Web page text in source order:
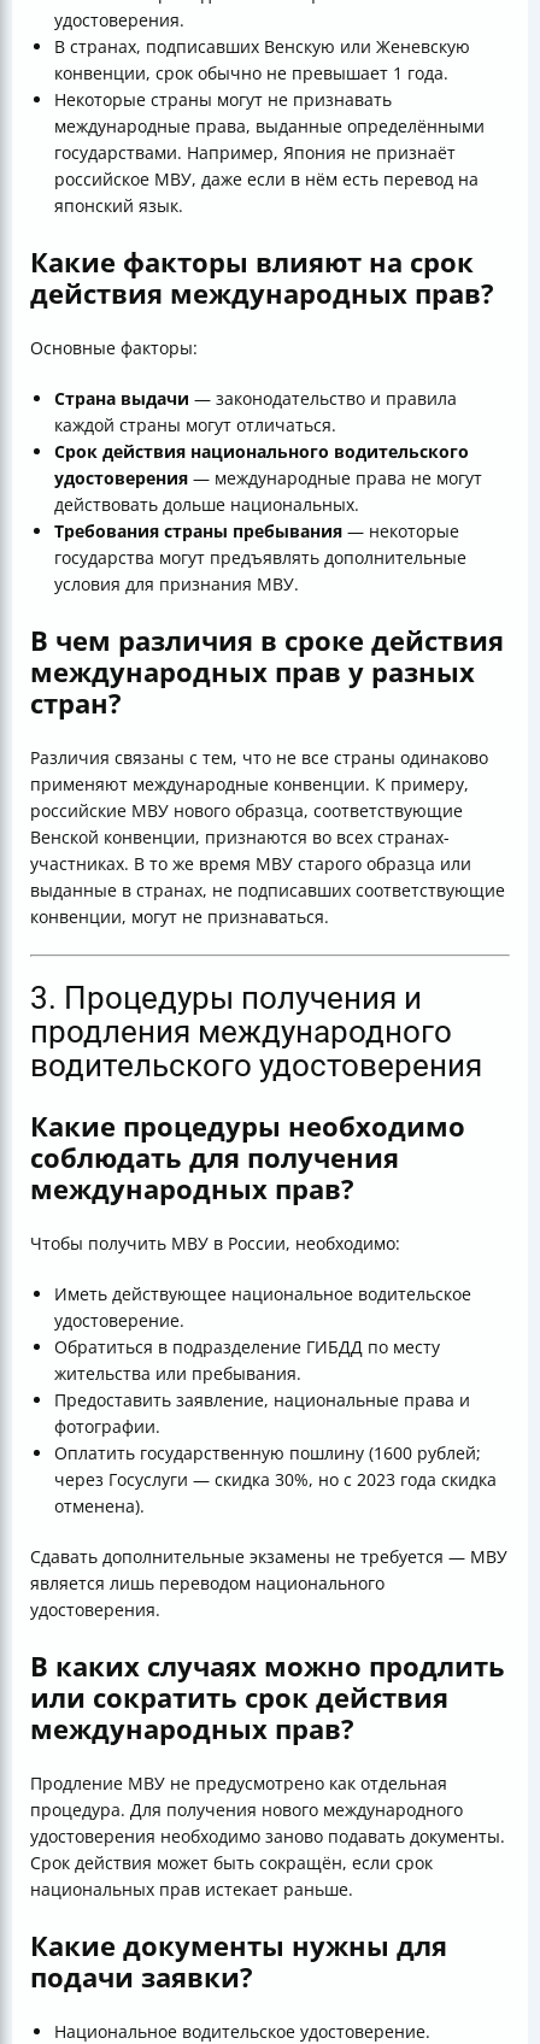
удостоверения.
В странах, подписавших Венскую или Женевскую
конвенции, срок обычно не превышает 1 года.
Некоторые страны могут не признавать
международные права, выданные определёнными
государствами. Например, Япония не признаёт
российское МВУ, даже если в нём есть перевод на
японский язык.
Какие факторы влияют на срок
действия международных прав?
Основные факторы:
Страна выдачи — законодательство и правила
каждой страны могут отличаться.
Срок действия национального водительского
удостоверения — международные права не могут
действовать дольше национальных.
Требования страны пребывания — некоторые
государства могут предъявлять дополнительные
условия для признания МВУ.
В чем различия в сроке действия
международных прав у разных
стран?
Различия связаны с тем, что не все страны одинаково
применяют международные конвенции. К примеру,
российские МВУ нового образца, соответствующие
Венской конвенции, признаются во всех странах-
участниках. В то же время МВУ старого образца или
выданные в странах, не подписавших соответствующие
конвенции, могут не признаваться.
3. Процедуры получения и
продления международного
водительского удостоверения
Какие процедуры необходимо
соблюдать для получения
международных прав?
Чтобы получить МВУ в России, необходимо:
Иметь действующее национальное водительское
удостоверение.
Обратиться в подразделение ГИБДД по месту
жительства или пребывания.
Предоставить заявление, национальные права и
фотографии.
Оплатить государственную пошлину (1600 рублей;
через Госуслуги — скидка 30%, но с 2023 года скидка
отменена).
Сдавать дополнительные экзамены не требуется — МВУ
является лишь переводом национального
удостоверения.
В каких случаях можно продлить
или сократить срок действия
международных прав?
Продление МВУ не предусмотрено как отдельная
процедура. Для получения нового международного
удостоверения необходимо заново подавать документы.
Срок действия может быть сокращён, если срок
национальных прав истекает раньше.
Какие документы нужны для
подачи заявки?
Национальное водительское удостоверение.